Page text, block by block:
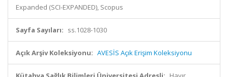
Expanded (SCI-EXPANDED), Scopus
Sayfa Sayıları: ss.1028-1030
Açık Arşiv Koleksiyonu: AVESİS Açık Erişim Koleksiyonu